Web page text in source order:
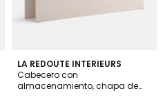
LA REDOUTE INTERIEURS
Cabecero con
almacenamiento, chapa de
3
/
5
2
Colores